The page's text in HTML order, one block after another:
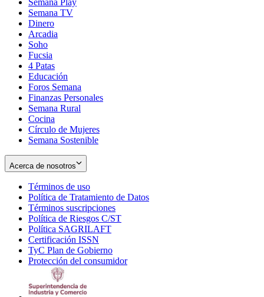
Semana TV
Dinero
Arcadia
Soho
in
new
window
Fucsia
in
new
window
4 Patas
Educación
Foros Semana
Finanzas Personales
Semana Rural
Cocina
Círculo de Mujeres
Semana Sostenible
Acerca de nosotros
Términos de uso
in
new
window
Política de Tratamiento de Datos
Términos suscripciones
in
Política de Riesgos C/ST
Política SAGRILAFT
new
window
Certificación ISSN
in
new
TyC Plan de Gobierno
in
Protección del consumidorOpens